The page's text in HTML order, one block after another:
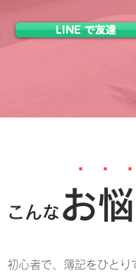
LINE で友達
・・・
こんな お
初心者で、簿記をひとり